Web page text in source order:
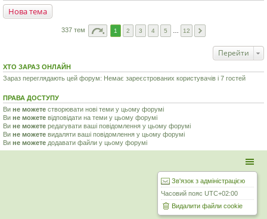
Нова тема
337 тем 1 2 3 4 5 12
Перейти
ХТО ЗАРАЗ ОНЛАЙН
Зараз переглядають цей форум: Немає зареєстрованих користувачів і 7 гостей
ПРАВА ДОСТУПУ
Ви не можете створювати нові теми у цьому форумі
Ви не можете відповідати на теми у цьому форумі
Ви не можете редагувати ваші повідомлення у цьому форумі
Ви не можете видаляти ваші повідомлення у цьому форумі
Ви не можете додавати файли у цьому форумі
Зв'язок з адміністрацією
Часовий пояс UTC+02:00
Видалити файли cookie